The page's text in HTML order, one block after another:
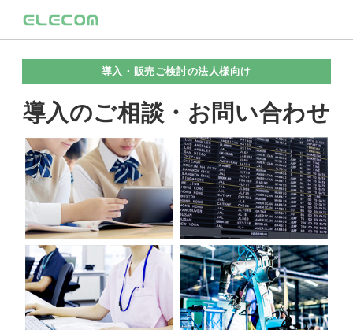
導入・販売ご検討の法人様向け
導入のご相談・お問い合わせ